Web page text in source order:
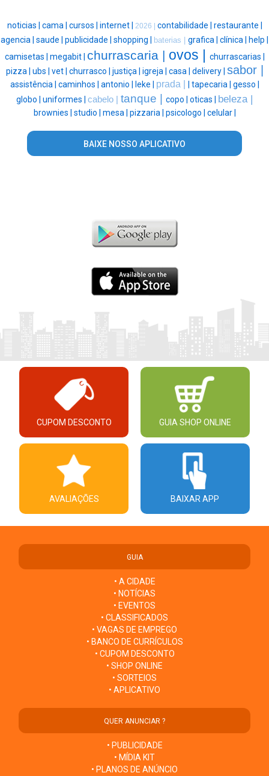
noticias | cama | cursos | internet | 2026 | contabilidade | restaurante |
agencia | saude | publicidade | shopping | baterias | grafica | clínica | help |
camisetas | megabit | churrascaria | ovos | churrascarias |
pizza | ubs | vet | churrasco | justiça | igreja | casa | delivery | sabor |
assistência | caminhos | antonio | leke | prada | | tapecaria | gesso |
globo | uniformes | cabelo | tanque | copo | oticas | beleza |
brownies | studio | mesa | pizzaria | psicologo | celular |
BAIXE NOSSO APLICATIVO
CUPOM DESCONTO GUIA SHOP ONLINE
AVALIAÇÕES BAIXAR APP
GUIA
• A CIDADE
• NOTÍCIAS
• EVENTOS
• CLASSIFICADOS
• VAGAS DE EMPREGO
• BANCO DE CURRÍCULOS
• CUPOM DESCONTO
• SHOP ONLINE
• SORTEIOS
• APLICATIVO
QUER ANUNCIAR ?
• PUBLICIDADE
• MÍDIA KIT
• PLANOS DE ANÚNCIO